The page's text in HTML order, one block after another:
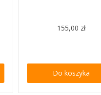
155,00 zł
Do koszyka